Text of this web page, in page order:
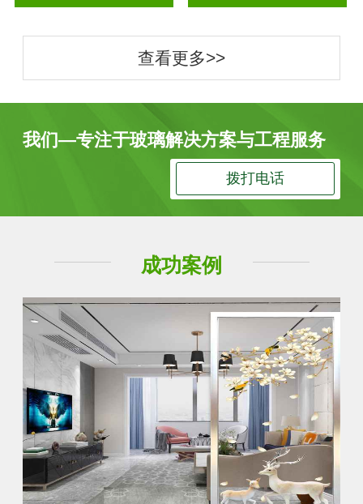
查看更多>>
我们—专注于玻璃解决方案与工程服务
拨打电话
成功案例